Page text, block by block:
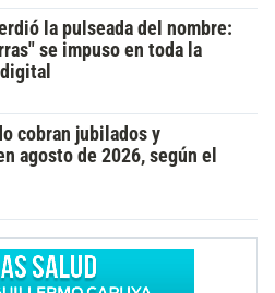
la pulseada del nombre:
se impuso en toda la
cobran jubilados y
agosto de 2026, según el